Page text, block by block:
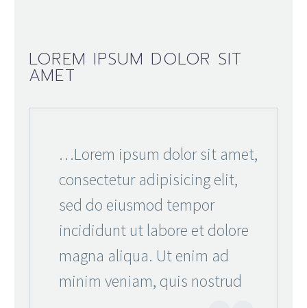
LOREM IPSUM DOLOR SIT
AMET
…Lorem ipsum dolor sit amet,
consectetur adipisicing elit,
sed do eiusmod tempor
incididunt ut labore et dolore
magna aliqua. Ut enim ad
minim veniam, quis nostrud